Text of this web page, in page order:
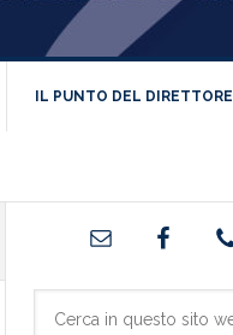
IL PUNTO DEL DIRETTORE
Barra
primaria